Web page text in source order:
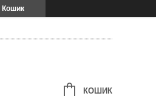
Кошик
КОШИК